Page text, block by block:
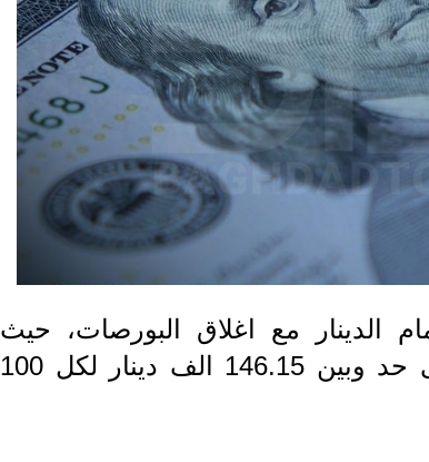
الدينار مع اغلاق البورصات، حيث
تراوحت بين 145.9 الف دينار في بغداد كادنى حد وبين 146.15 الف دينار لكل 100